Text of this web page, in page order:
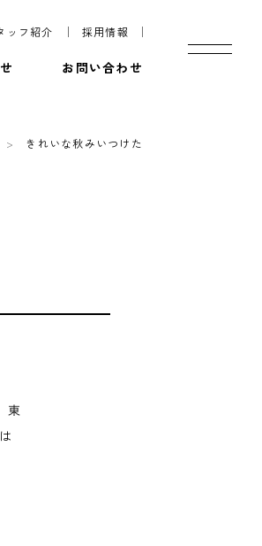
ッフ紹介 採用情報
お問い合わせ
きれいな秋みいつけた
東